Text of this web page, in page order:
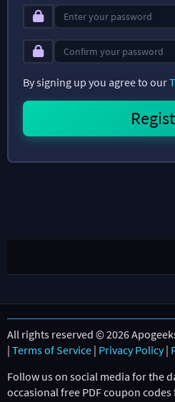
By signing up you agree to our
All rights reserved © 2026
| Terms of Service | Privacy Policy|
Follow us on social media for the
occasional free PDF coupon